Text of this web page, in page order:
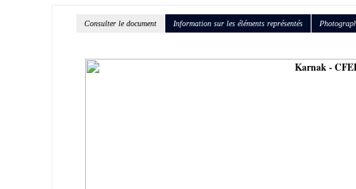
Consulter le document Information sur les éléments représentés